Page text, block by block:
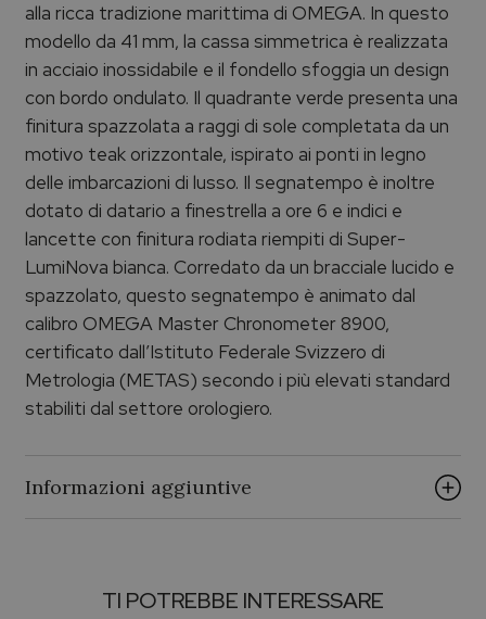
alla ricca tradizione marittima di OMEGA. In questo
modello da 41 mm, la cassa simmetrica è realizzata
in acciaio inossidabile e il fondello sfoggia un design
con bordo ondulato. Il quadrante verde presenta una
finitura spazzolata a raggi di sole completata da un
motivo teak orizzontale, ispirato ai ponti in legno
delle imbarcazioni di lusso. Il segnatempo è inoltre
dotato di datario a finestrella a ore 6 e indici e
lancette con finitura rodiata riempiti di Super-
LumiNova bianca. Corredato da un bracciale lucido e
spazzolato, questo segnatempo è animato dal
calibro OMEGA Master Chronometer 8900,
certificato dall’Istituto Federale Svizzero di
Metrologia (METAS) secondo i più elevati standard
stabiliti dal settore orologiero.
Informazioni aggiuntive
OMEGA
TI POTREBBE INTERESSARE